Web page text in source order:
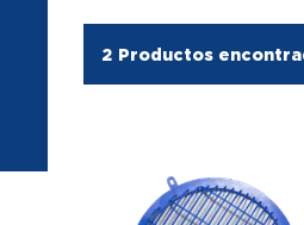
2 Productos